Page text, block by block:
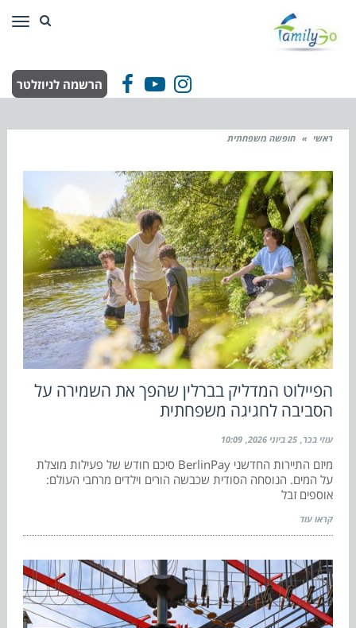
Facebook
YouTube
Instagram הרשמה לניוזלטר
ראשי » חופשה משפחתית
הפיילוט המדליק בברלין שהפך את השמירה על
הסביבה לחגיגה משפחתית
עוזי בכר 25 ביוני 2026 10:09
מיזם התיירות החדשני BerlinPay סיכם חודש של פעילות מוצלת
על המים. הנוסחה הסודית שכבשה הורים וילדים מרחבי העולם:
אוספים זבל
קראו עוד